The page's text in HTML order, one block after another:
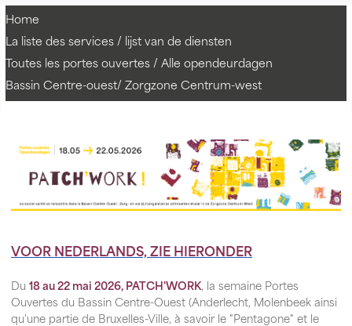
Home
La liste des services / lijst van de diensten
Toutes les portes ouvertes / Alle opendeurdagen
Bassin Centre-ouest/ Zorgzone Centrum-west
VOOR NEDERLANDS, ZIE HIERONDER
Du 18 au 22 mai 2026, PATCH'WORK, la semaine Portes
Ouvertes du Bassin Centre-Ouest (Anderlecht, Molenbeek ainsi
qu'une partie de Bruxelles-Ville, à savoir le "Pentagone" et le